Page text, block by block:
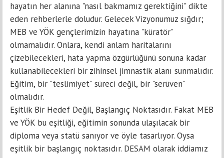
hayatın her alanına "nasıl bakmamız gerektiğini" dikte
eden rehberlerle doludur. Gelecek Vizyonumuz sığdır;
MEB ve YÖK gençlerimizin hayatına "küratör"
olmamalıdır. Onlara, kendi anlam haritalarını
çizebilecekleri, hata yapma özgürlüğünü sonuna kadar
kullanabilecekleri bir zihinsel jimnastik alanı sunmalıdır.
Eğitim, bir "teslimiyet" süreci değil, bir "serüven"
olmalıdır.
Eşitlik Bir Hedef Değil, Başlangıç Noktasıdır. Fakat MEB
ve YÖK bu eşitliği, eğitimin sonunda ulaşılacak bir
diploma veya statü sanıyor ve öyle tasarlıyor. Oysa
eşitlik bir başlangıç noktasıdır. DESAM olarak iddiamız